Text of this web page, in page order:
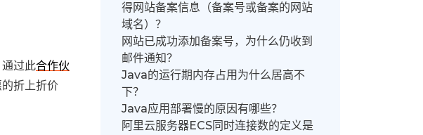
过此合作伙
折上折价
得网站备案信息（备案号或备案的网站
域名）？
网站已成功添加备案号，为什么仍收到
邮件通知？
Java的运行期内存占用为什么居高不
下？
Java应用部署慢的原因有哪些？
阿里云服务器ECS同时连接数的定义是